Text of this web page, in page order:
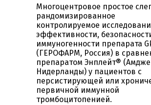
Многоцентровое простое
рандомизированное
контролируемое
эффективности,
иммуногенности препарата
(ГЕРОФАРМ, Россия) в
препаратом Энплейт®
Нидерланды) у пациентов с
персистирующей или
первичной иммунной
тромбоцитопенией.